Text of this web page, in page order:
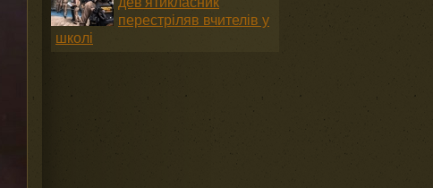
перестріляв вчителів у
школі